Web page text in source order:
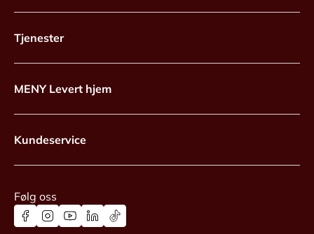
Tjenester
MENY Levert hjem
Kundeservice
Følg oss